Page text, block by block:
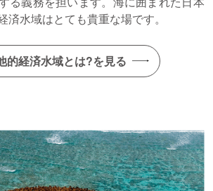
。本募集に関する情報は参考として掲載し
鳥島・南鳥島カレンダーを作成しま
済水域はとても貴重な場です。
的経済水域とは?を見る